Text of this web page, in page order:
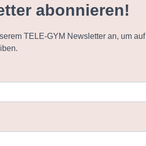
abonnieren!
TELE-GYM Newsletter an, um auf